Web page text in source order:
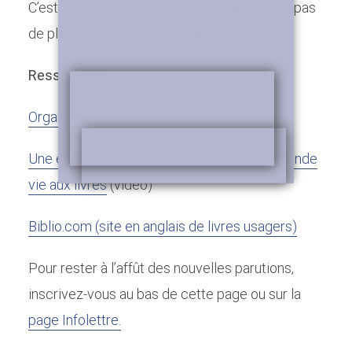
C’est avec plaisir qu’il sera lu et ça ne prend pas
de place dans une bibliothèque!
Ressources
Organiser ses bibliothèques avec style
Une entreprise solidaire qui donne une seconde
vie aux livres(vidéo)
Biblio.com (site en anglais de livres usagers)
Pour rester à l’affût des nouvelles parutions,
inscrivez-vous au bas de cette page ou sur la
page Infolettre.